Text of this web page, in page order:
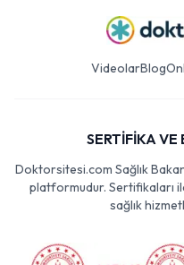
VideolarBlog
SERTİFİKA VE
Doktorsitesi.com Sağlık
platformudur. Sertifikaları
sağlık